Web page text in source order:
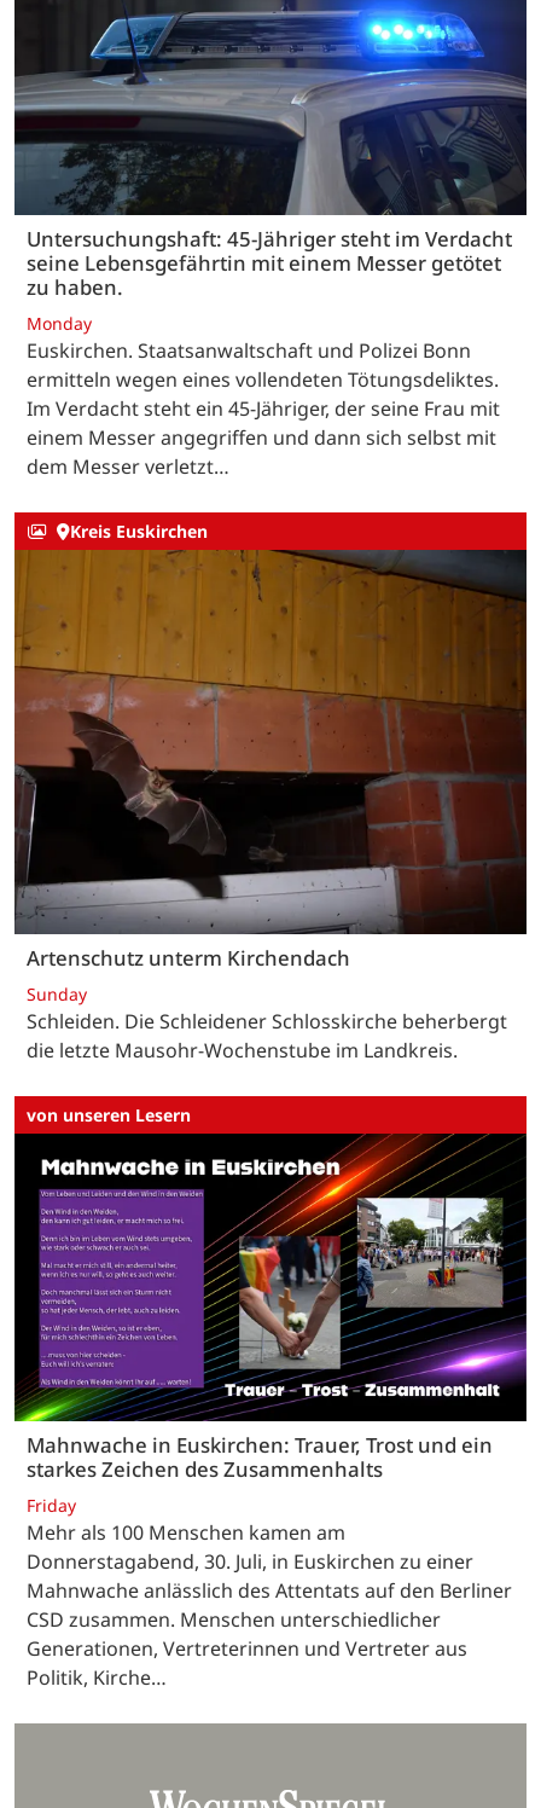
Untersuchungshaft: 45-Jähriger steht im Verdacht
seine Lebensgefährtin mit einem Messer getötet
zu haben.
Monday
Euskirchen. Staatsanwaltschaft und Polizei Bonn
ermitteln wegen eines vollendeten Tötungsdeliktes.
Im Verdacht steht ein 45-Jähriger, der seine Frau mit
einem Messer angegriffen und dann sich selbst mit
dem Messer verletzt…
Kreis Euskirchen
Artenschutz unterm Kirchendach
Sunday
Schleiden. Die Schleidener Schlosskirche beherbergt
die letzte Mausohr-Wochenstube im Landkreis.
von unseren Lesern
Mahnwache in Euskirchen: Trauer, Trost und ein
starkes Zeichen des Zusammenhalts
Friday
Mehr als 100 Menschen kamen am
Donnerstagabend, 30. Juli, in Euskirchen zu einer
Mahnwache anlässlich des Attentats auf den Berliner
CSD zusammen. Menschen unterschiedlicher
Generationen, Vertreterinnen und Vertreter aus
Politik, Kirche…